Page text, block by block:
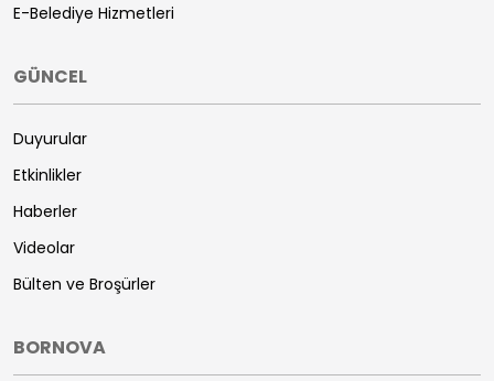
E-Belediye Hizmetleri
GÜNCEL
Duyurular
Etkinlikler
Haberler
Videolar
Bülten ve Broşürler
BORNOVA